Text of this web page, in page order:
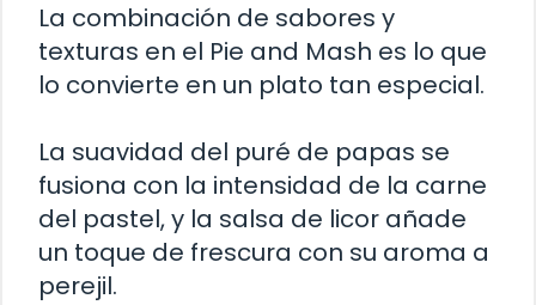
La combinación de sabores y
texturas en el Pie and Mash es lo que
lo convierte en un plato tan especial.
La suavidad del puré de papas se
fusiona con la intensidad de la carne
del pastel, y la salsa de licor añade
un toque de frescura con su aroma a
perejil.